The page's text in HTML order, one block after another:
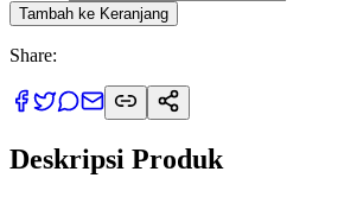
Tambah ke Keranjang
Share:
Deskripsi Produk